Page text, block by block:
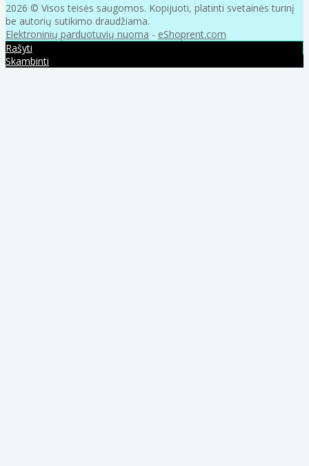
2026 © Visos teisės saugomos. Kopijuoti, platinti svetainės turinį
be autorių sutikimo draudžiama.
Elektroninių parduotuvių nuoma - eShoprent.com
Rašyti
Skambinti